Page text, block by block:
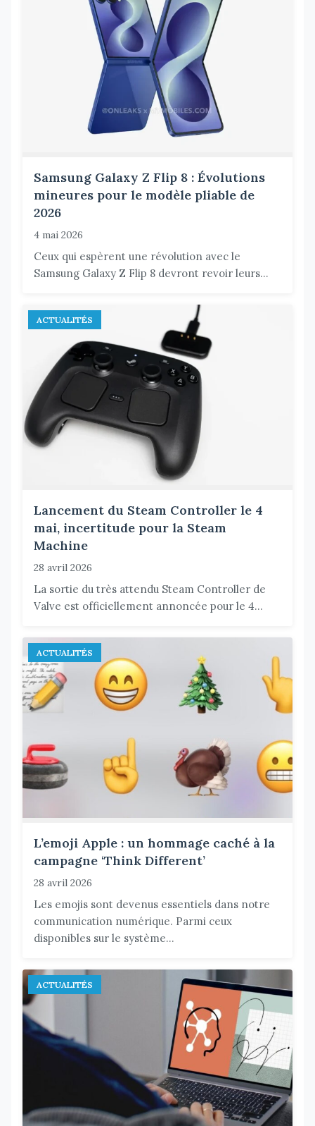
Samsung Galaxy Z Flip 8 : Évolutions
mineures pour le modèle pliable de
2026
4 mai 2026
Ceux qui espèrent une révolution avec le
Samsung Galaxy Z Flip 8 devront revoir leurs...
ACTUALITÉS
Lancement du Steam Controller le 4
mai, incertitude pour la Steam
Machine
28 avril 2026
La sortie du très attendu Steam Controller de
Valve est officiellement annoncée pour le 4...
ACTUALITÉS
L’emoji Apple : un hommage caché à la
campagne ‘Think Different’
28 avril 2026
Les emojis sont devenus essentiels dans notre
communication numérique. Parmi ceux
disponibles sur le système...
ACTUALITÉS